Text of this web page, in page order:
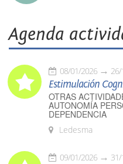
Agenda
08/01/2026
Estimulación
OTRAS
AUTONOMÍA
DEPENDENCIA
Ledesma
09/01/2026